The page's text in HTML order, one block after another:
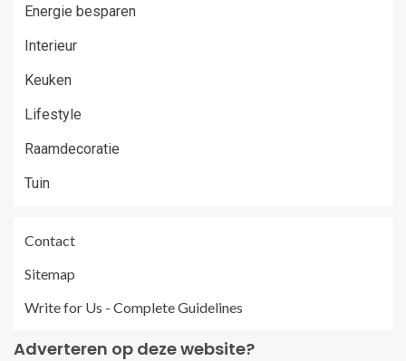
Energie besparen
Interieur
Keuken
Lifestyle
Raamdecoratie
Tuin
Contact
Sitemap
Write for Us - Complete Guidelines
Adverteren op deze website?